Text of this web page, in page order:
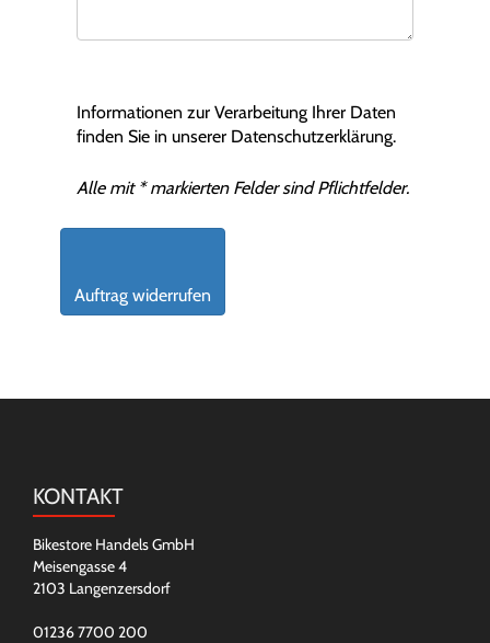
Informationen zur Verarbeitung Ihrer Daten
finden Sie in unserer Datenschutzerklärung.
Alle mit * markierten Felder sind Pflichtfelder.
KONTAKT
Bikestore Handels GmbH
Meisengasse 4
2103 Langenzersdorf
01236 7700 200